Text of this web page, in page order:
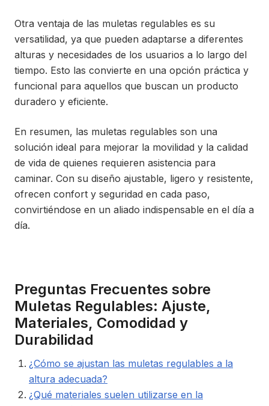
Otra ventaja de las muletas regulables es su
versatilidad, ya que pueden adaptarse a diferentes
alturas y necesidades de los usuarios a lo largo del
tiempo. Esto las convierte en una opción práctica y
funcional para aquellos que buscan un producto
duradero y eficiente.
En resumen, las muletas regulables son una
solución ideal para mejorar la movilidad y la calidad
de vida de quienes requieren asistencia para
caminar. Con su diseño ajustable, ligero y resistente,
ofrecen confort y seguridad en cada paso,
convirtiéndose en un aliado indispensable en el día a
día.
Preguntas Frecuentes sobre
Muletas Regulables: Ajuste,
Materiales, Comodidad y
Durabilidad
¿Cómo se ajustan las muletas regulables a la
altura adecuada?
¿Qué materiales suelen utilizarse en la